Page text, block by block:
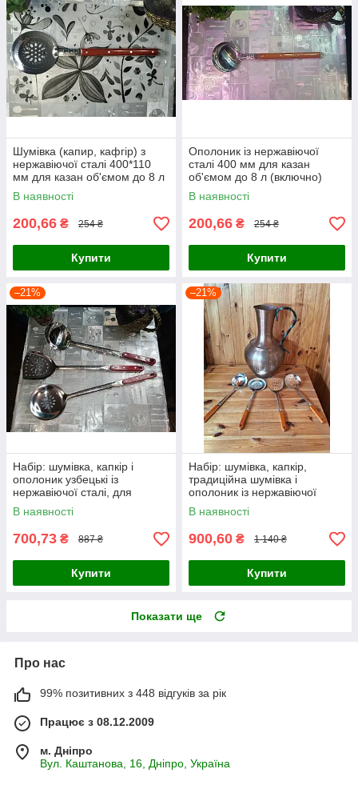
Шумівка (капир, кафгір) з
нержавіючої сталі 400*110
мм для казан об'ємом до 8 л
(включно)
В наявності
200,66 ₴ 254 ₴
Купити
Ополоник із нержавіючої
сталі 400 мм для казан
об'ємом до 8 л (включно)
В наявності
200,66 ₴ 254 ₴
Купити
–21%
Набір: шумівка, капкір і
ополоник узбецькі із
нержавіючої сталі, для
казанів об'ємом 8-22 л
В наявності
700,73 ₴ 887 ₴
Купити
–21%
Набір: шумівка, капкір,
традиційна шумівка і
ополоник із нержавіючої
сталі, 470 мм, для казанів
об'ємом 8-22 л
В наявності
900,60 ₴ 1 140 ₴
Купити
Показати ще
Про нас
99% позитивних з 448 відгуків за рік
Працює з 08.12.2009
м. Дніпро
Вул. Каштанова, 16, Дніпро, Україна